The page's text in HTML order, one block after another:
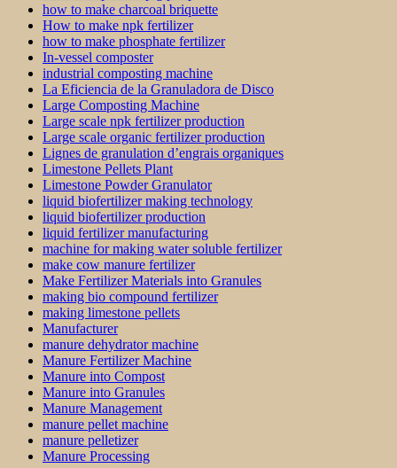
how to make charcoal briquette
How to make npk fertilizer
how to make phosphate fertilizer
In-vessel composter
industrial composting machine
La Eficiencia de la Granuladora de Disco
Large Composting Machine
Large scale npk fertilizer production
Large scale organic fertilizer production
Lignes de granulation d’engrais organiques
Limestone Pellets Plant
Limestone Powder Granulator
liquid biofertilizer making technology
liquid biofertilizer production
liquid fertilizer manufacturing
machine for making water soluble fertilizer
make cow manure fertilizer
Make Fertilizer Materials into Granules
making bio compound fertilizer
making limestone pellets
Manufacturer
manure dehydrator machine
Manure Fertilizer Machine
Manure into Compost
Manure into Granules
Manure Management
manure pellet machine
manure pelletizer
Manure Processing